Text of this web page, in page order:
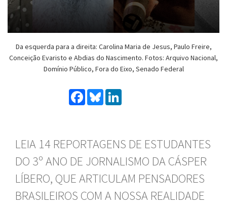
Da esquerda para a direita: Carolina Maria de Jesus, Paulo Freire,
Conceição Evaristo e Abdias do Nascimento. Fotos: Arquivo Nacional,
Domínio Público, Fora do Eixo, Senado Federal
Facebook
Bluesky
LEIA 14 REPORTAGENS DE ESTUDANTES
DO 3º ANO DE JORNALISMO DA CÁSPER
LÍBERO, QUE ARTICULAM PENSADORES
BRASILEIROS COM A NOSSA REALIDADE